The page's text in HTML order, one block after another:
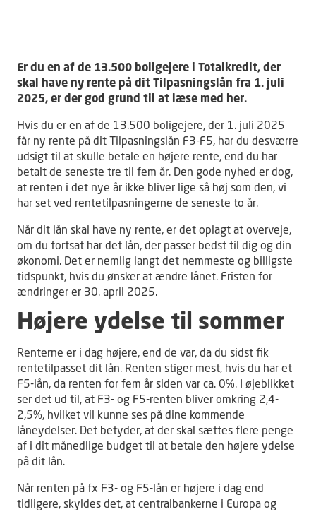
Er du en af de 13.500 boligejere i Totalkredit, der
skal have ny rente på dit Tilpasningslån fra 1. juli
2025, er der god grund til at læse med her.
Hvis du er en af de 13.500 boligejere, der 1. juli 2025
får ny rente på dit Tilpasningslån F3-F5, har du desværre
udsigt til at skulle betale en højere rente, end du har
betalt de seneste tre til fem år. Den gode nyhed er dog,
at renten i det nye år ikke bliver lige så høj som den, vi
har set ved rentetilpasningerne de seneste to år.
Når dit lån skal have ny rente, er det oplagt at overveje,
om du fortsat har det lån, der passer bedst til dig og din
økonomi. Det er nemlig langt det nemmeste og billigste
tidspunkt, hvis du ønsker at ændre lånet. Fristen for
ændringer er 30. april 2025.
Højere ydelse til sommer
Renterne er i dag højere, end de var, da du sidst fik
rentetilpasset dit lån. Renten stiger mest, hvis du har et
F5-lån, da renten for fem år siden var ca. 0%. I øjeblikket
ser det ud til, at F3- og F5-renten bliver omkring 2,4-
2,5%, hvilket vil kunne ses på dine kommende
låneydelser. Det betyder, at der skal sættes flere penge
af i dit månedlige budget til at betale den højere ydelse
på dit lån.
Når renten på fx F3- og F5-lån er højere i dag end
tidligere, skyldes det, at centralbankerne i Europa og